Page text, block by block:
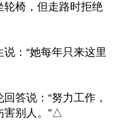
椅，但走路时拒绝
：“她每年只来这里
答说：“努力工作，